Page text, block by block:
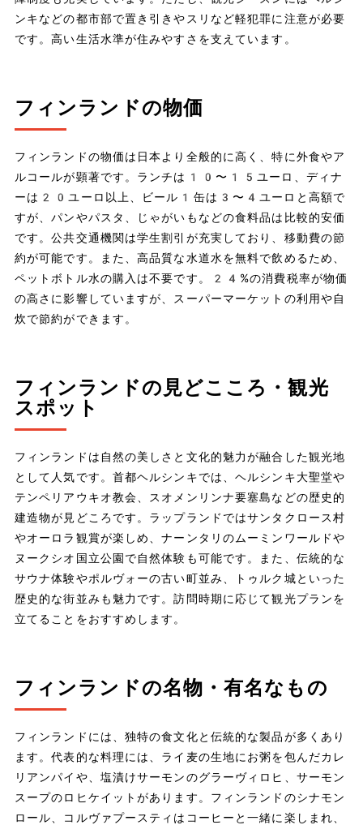
ンキなどの都市部で置き引きやスリなど軽犯罪に注意が必要
です。高い生活水準が住みやすさを支えています。
フィンランドの物価
フィンランドの物価は日本より全般的に高く、特に外食やア
ルコールが顕著です。ランチは10〜15ユーロ、ディナ
ーは20ユーロ以上、ビール1缶は3〜4ユーロと高額で
すが、パンやパスタ、じゃがいもなどの食料品は比較的安価
です。公共交通機関は学生割引が充実しており、移動費の節
約が可能です。また、高品質な水道水を無料で飲めるため、
ペットボトル水の購入は不要です。24%の消費税率が物価
の高さに影響していますが、スーパーマーケットの利用や自
炊で節約ができます。
フィンランドの見どこころ・観光
スポット
フィンランドは自然の美しさと文化的魅力が融合した観光地
として人気です。首都ヘルシンキでは、ヘルシンキ大聖堂や
テンペリアウキオ教会、スオメンリンナ要塞島などの歴史的
建造物が見どころです。ラップランドではサンタクロース村
やオーロラ観賞が楽しめ、ナーンタリのムーミンワールドや
ヌークシオ国立公園で自然体験も可能です。また、伝統的な
サウナ体験やポルヴォーの古い町並み、トゥルク城といった
歴史的な街並みも魅力です。訪問時期に応じて観光プランを
立てることをおすすめします。
フィンランドの名物・有名なもの
フィンランドには、独特の食文化と伝統的な製品が多くあり
ます。代表的な料理には、ライ麦の生地にお粥を包んだカレ
リアンパイや、塩漬けサーモンのグラーヴィロヒ、サーモン
スープのロヒケイットがあります。フィンランドのシナモン
ロール、コルヴァプースティはコーヒーと一緒に楽しまれ、